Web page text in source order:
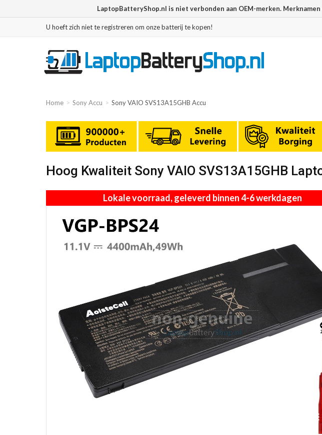
LaptopBatteryShop.nl is niet verbonden aan OEM-merken.
U hoeft zich niet te registreren om onze batterij te kopen!
Home Sony Accu Sony VAIO SVS13A15GHB Accu
Hoog Kwaliteit Sony VAIO SVS13A15GHB
Lokale voorraad, geleverd binnen 4-6 werkdagen